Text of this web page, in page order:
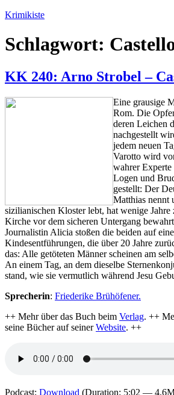
Zum
springen
Krimikiste
Schlagwort:
KK 240: Arno Strobel –
Eine grausige
Rom. Die
deren Leichen
nachgestellt
jedem neuen
Varotto wird
wahrer
Logen und
gestellt: Der
Matthias nennt
sizilianischen Kloster lebt, hat wenige
Kirche vor dem sicheren Untergang
Journalistin Alicia stoßen die beiden auf
Kindesentführungen, die über 20 Jahre
das: Alle getöteten Männer scheinen am
An einem Tag, an dem dieselbe
stand, wie sie vermutlich während Jesu
Sprecherin: Friederike Brühöfener.
++ Mehr über das Buch beim Verlag. ++
seine Bücher auf seinerWebsite. ++
Podcast: Download (Duration: 5:02 —